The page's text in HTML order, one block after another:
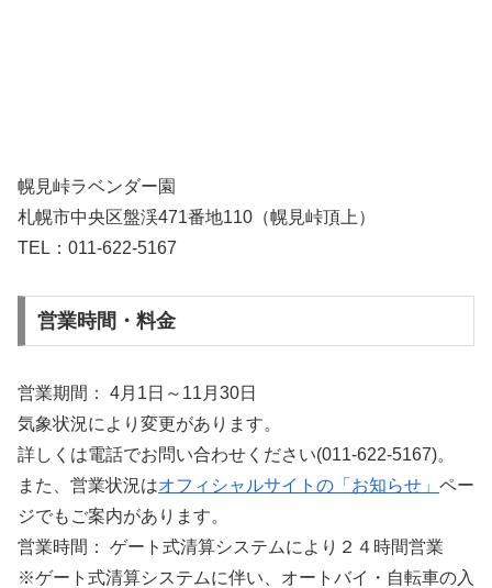
幌見峠ラベンダー園
札幌市中央区盤渓471番地110（幌見峠頂上）
TEL：011-622-5167
営業時間・料金
営業期間： 4月1日～11月30日
気象状況により変更があります。
詳しくは電話でお問い合わせください(011-622-5167)。
また、営業状況はオフィシャルサイトの「お知らせ」 ペー
ジでもご案内があります。
営業時間： ゲート式清算システムにより２４時間営業
※ゲート式清算システムに伴い、オートバイ・自転車の入